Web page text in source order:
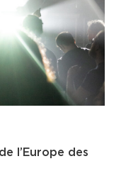
l’Europe des